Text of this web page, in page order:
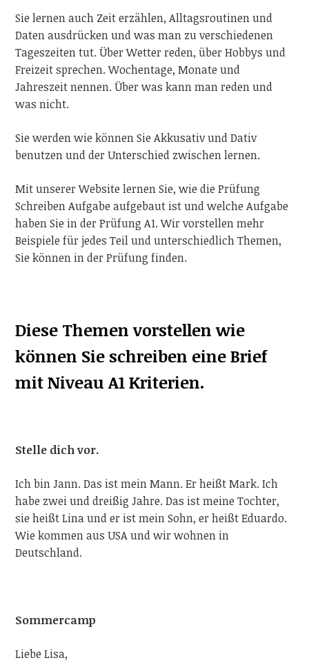
Sie lernen auch Zeit erzählen, Alltagsroutinen und
Daten ausdrücken und was man zu verschiedenen
Tageszeiten tut. Über Wetter reden, über Hobbys und
Freizeit sprechen. Wochentage, Monate und
Jahreszeit nennen. Über was kann man reden und
was nicht.
Sie werden wie können Sie Akkusativ und Dativ
benutzen und der Unterschied zwischen lernen.
Mit unserer Website lernen Sie, wie die Prüfung
Schreiben Aufgabe aufgebaut ist und welche Aufgabe
haben Sie in der Prüfung A1. Wir vorstellen mehr
Beispiele für jedes Teil und unterschiedlich Themen,
Sie können in der Prüfung finden.
Diese Themen vorstellen wie
können Sie schreiben eine Brief
mit Niveau A1 Kriterien.
Stelle dich vor.
Ich bin Jann. Das ist mein Mann. Er heißt Mark. Ich
habe zwei und dreißig Jahre. Das ist meine Tochter,
sie heißt Lina und er ist mein Sohn, er heißt Eduardo.
Wie kommen aus USA und wir wohnen in
Deutschland.
Sommercamp
Liebe Lisa,